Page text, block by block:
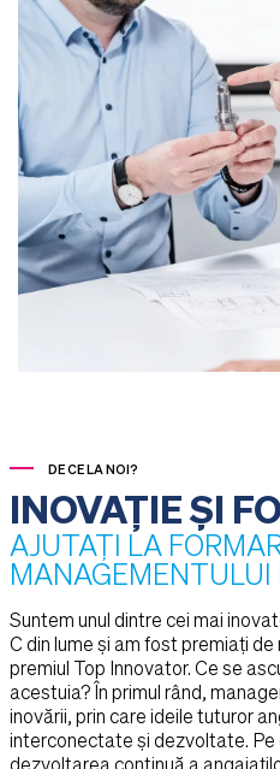
DE CE LA NOI?
INOVAȚIE ȘI
AJUTAȚI LA
MANAGEMENTULUI
Suntem unul dintre cei mai
C din lume și am fost premiați de
premiul Top Innovator. Ce se
acestuia? În primul rând,
inovării, prin care ideile tuturor
interconectate și dezvoltate. Pe